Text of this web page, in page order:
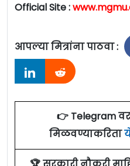
Official Site :
आपल्या मित्रांना पाठवा :
👉 Telegram
मिळवण्याकरिता